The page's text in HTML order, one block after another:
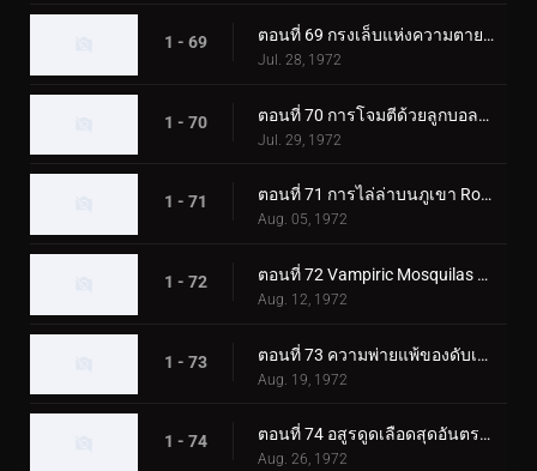
1 - 69 ตอนที่ 69 กรงเล็บแห่งความตายของมอนสเตอร์ กิลเลอร์คริกเก็ต
Jul. 28, 1972
1 - 70 ตอนที่ 70 การโจมตีด้วยลูกบอลไฟของ Monster Electric-Guitarbotal
Jul. 29, 1972
1 - 71 ตอนที่ 71 การไล่ล่าบนภูเขา Rokkoudai ของ Monster Horseflygomes
Aug. 05, 1972
1 - 72 ตอนที่ 72 Vampiric Mosquilas ปะทะ ทูไรเดอร์ส
Aug. 12, 1972
1 - 73 ตอนที่ 73 ความพ่ายแพ้ของดับเบิ้ลไรเดอร์ส! ชิโอมาเนกิง
Aug. 19, 1972
1 - 74 ตอนที่ 74 อสูรดูดเลือดสุดอันตราย!! โชคดี ทีมไรเดอร์บอย
Aug. 26, 1972